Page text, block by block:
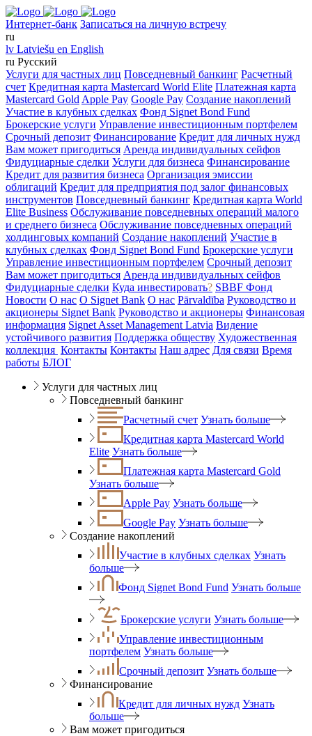
Интернет-банк Записаться на личную встречу
ru
lv Latviešu en English
ru Русский
Услуги для частных лиц Повседневный банкинг Расчетный
счет Кредитная карта Mastercard World Elite Платежная карта
Mastercard Gold Apple Pay Google Pay Создание накоплений
Участие в клубных сделках Фонд Signet Bond Fund
Брокерские услуги Управление инвестиционным портфелем
Срочный депозит Финансирование Кредит для личных нужд
Вам может пригодиться Аренда индивидуальных сейфов
Фидуциарные сделки Услуги для бизнеса Финансирование
Кредит для развития бизнеса Организация эмиссии
облигаций Кредит для предприятия под залог финансовых
инструментов Повседневный банкинг Кредитная карта World
Elite Business Обслуживание повседневных операций малого
и среднего бизнеса Обслуживание повседневных операций
холдинговых компаний Создание накоплений Участие в
клубных сделках Фонд Signet Bond Fund Брокерские услуги
Управление инвестиционным портфелем Срочный депозит
Вам может пригодиться Аренда индивидуальных сейфов
Фидуциарные сделки Куда инвестировать? SBBF Фонд
Новости О нас O Signet Bank О нас Pārvaldība Руководство и
акционеры Signet Bank Руководство и акционеры Финансовая
информация Signet Asset Management Latvia Видение
устойчивого развития Поддержка обществу Художественная
коллекция Контакты Контакты Наш адрес Для связи Время
работы БЛОГ
Услуги для частных лиц
Повседневный банкинг
Расчетный счет Узнать больше
Кредитная карта Mastercard World
Elite Узнать больше
Платежная карта Mastercard Gold
Узнать больше
Apple Pay Узнать больше
Google Pay Узнать больше
Создание накоплений
Участие в клубных сделках Узнать
больше
Фонд Signet Bond Fund Узнать больше
Брокерские услуги Узнать больше
Управление инвестиционным
портфелем Узнать больше
Срочный депозит Узнать больше
Финансирование
Кредит для личных нужд Узнать
больше
Вам может пригодиться